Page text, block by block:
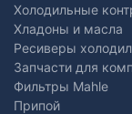
Холодильные
Хладоны и масла
Ресиверы
Запчасти для
Фильтры Mahle
Припой